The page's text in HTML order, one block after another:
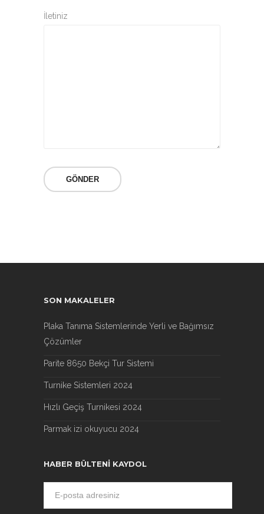
İletiniz
SON MAKALELER
Plaka Tanıma Sistemlerinde Yerli ve Bağımsız
Çözümler
Parite 8650 Bekçi Tur Sistemi
Turnike Sistemleri 2024
Hızlı Geçiş Turnikesi 2024
Parmak izi okuyucu 2024
HABER BÜLTENI KAYDOL